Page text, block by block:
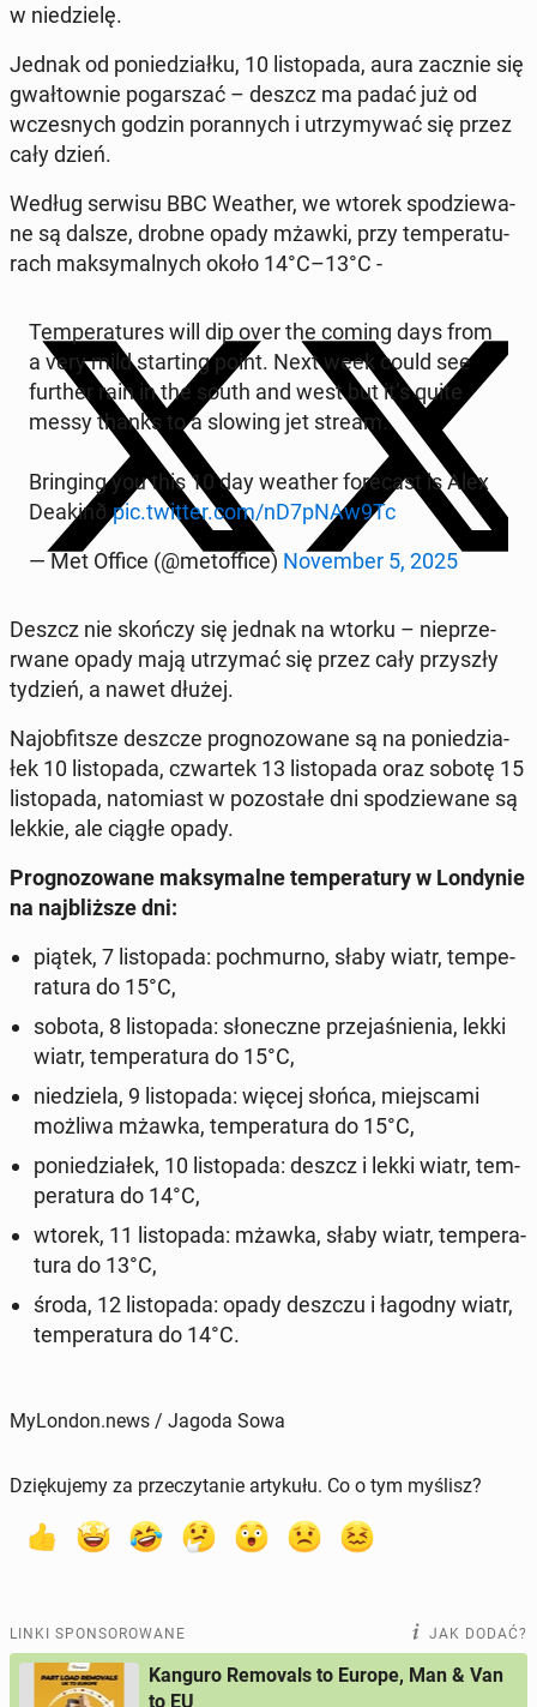
w nie­dzie­lę.
Jednak od po­nie­dział­ku, 10 li­sto­pa­da, aura zacznie się
gwał­tow­nie po­gar­szać – deszcz ma padać już od
wcze­snych godzin po­ran­nych i utrzy­my­wać się przez
cały dzień.
Według serwisu BBC Weather, we wtorek spo­dzie­wa­
ne są dalsze, drobne opady mżawki, przy tem­pe­ra­tu­
rach mak­sy­mal­nych około 14°C–13°C -
Tem­pe­ra­tu­res will dip over the coming days from
a very mild star­ting point. Next week could see
further rain in the south and west but it’s quite
messy thanks to a slowing jet stream.
Brin­ging you this 10 day weather fo­re­cast is Alex
De­aki­nðpic.twitter.com/nD7pNAw9Tc
— Met Office (@me­tof­fi­ce) No­vem­ber 5, 2025
Deszcz nie skończy się jednak na wtorku – nie­prze­
rwa­ne opady mają utrzy­mać się przez cały przy­szły
tydzień, a nawet dłużej.
Naj­ob­fit­sze deszcze pro­gno­zo­wa­ne są na po­nie­dzia­
łek 10 li­sto­pa­da, czwar­tek 13 li­sto­pa­da oraz sobotę 15
li­sto­pa­da, na­to­miast w po­zo­sta­łe dni spo­dzie­wa­ne są
lekkie, ale ciągłe opady.
Pro­gno­zo­wa­ne mak­sy­mal­ne tem­pe­ra­tu­ry w Lon­dy­nie
na naj­bliż­sze dni:
piątek, 7 li­sto­pa­da: po­chmur­no, słaby wiatr, tem­pe­
ra­tu­ra do 15°C,
sobota, 8 li­sto­pa­da: sło­necz­ne prze­ja­śnie­nia, lekki
wiatr, tem­pe­ra­tu­ra do 15°C,
nie­dzie­la, 9 li­sto­pa­da: więcej słońca, miej­sca­mi
możliwa mżawka, tem­pe­ra­tu­ra do 15°C,
po­nie­dzia­łek, 10 li­sto­pa­da: deszcz i lekki wiatr, tem­
pe­ra­tu­ra do 14°C,
wtorek, 11 li­sto­pa­da: mżawka, słaby wiatr, tem­pe­ra­
tu­ra do 13°C,
środa, 12 li­sto­pa­da: opady deszczu i łagodny wiatr,
tem­pe­ra­tu­ra do 14°C.
MyLondon.news / Jagoda Sowa
Dziękujemy za przeczytanie artykułu. Co o tym myślisz?
LINKI SPONSOROWANE JAK DODAĆ?
Kanguro Removals to Europe, Man & Van
to EU